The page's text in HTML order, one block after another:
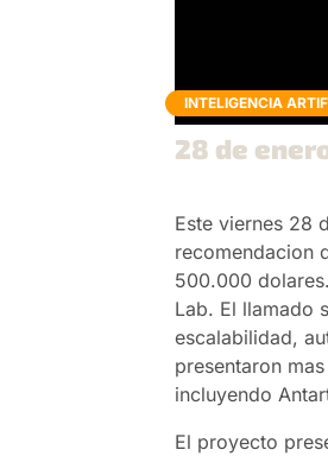
INTELIGENCIA
28 de
Este viernes 28
recomendacion
500.000
Lab. El llamado
escalabilidad,
presentaron
incluyendo
El proyecto